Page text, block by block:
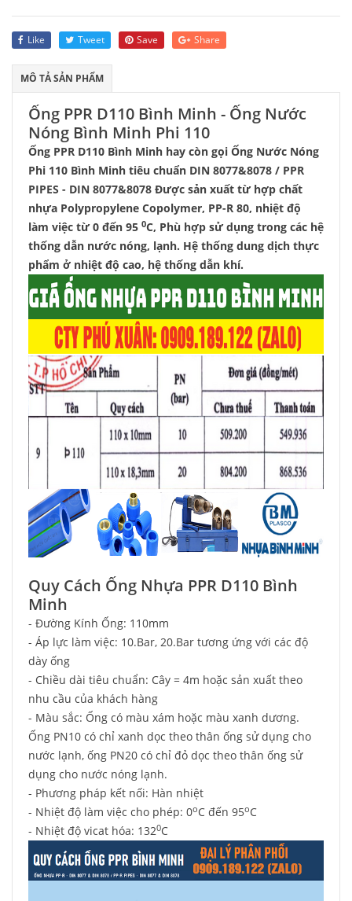
Like Tweet Save Share
MÔ TẢ SẢN PHẨM
Ống PPR D110 Bình Minh - Ống Nước
Nóng Bình Minh Phi 110
Ống PPR D110 Bình Minh hay còn gọi Ống Nước Nóng
Phi 110 Bình Minh tiêu chuẩn DIN 8077&8078 / PPR
PIPES - DIN 8077&8078 Được sản xuất từ hợp chất
nhựa Polypropylene Copolymer, PP-R 80, nhiệt độ
làm việc từ 0 đến 95 0C, Phù hợp sử dụng trong các hệ
thống dẫn nước nóng, lạnh. Hệ thống dung dịch thực
phẩm ở nhiệt độ cao, hệ thống dẫn khí.
Quy Cách Ống Nhựa PPR D110 Bình
Minh
- Đường Kính Ống: 110mm
- Áp lực làm việc: 10.Bar, 20.Bar tương ứng với các độ
dày ống
- Chiều dài tiêu chuẩn: Cây = 4m hoặc sản xuất theo
nhu cầu của khách hàng
- Màu sắc: Ống có màu xám hoặc màu xanh dương.
Ống PN10 có chỉ xanh dọc theo thân ống sử dụng cho
nước lạnh, ống PN20 có chỉ đỏ dọc theo thân ống sử
dụng cho nước nóng lạnh.
- Phương pháp kết nối: Hàn nhiệt
- Nhiệt độ làm việc cho phép: 0oC đến 95oC
- Nhiệt độ vicat hóa: 1320C